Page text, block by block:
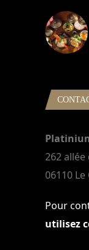
262
06110
Pour
utilisez